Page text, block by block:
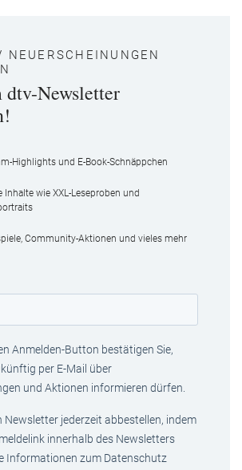
NEUERSCHEINUNGEN
dtv-Newsletter
Highlights und E-Book-Schnäppchen
Inhalte wie XXL-Leseproben und
Community-Aktionen und vieles mehr
Anmelden-Button bestätigen Sie,
per E-Mail über
und Aktionen informieren dürfen.
Newsletter jederzeit abbestellen, indem
innerhalb des Newsletters
Informationen zum Datenschutz